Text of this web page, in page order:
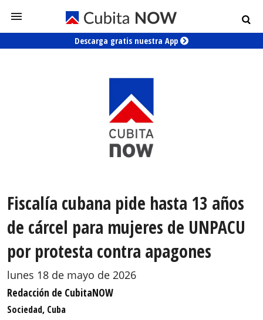
Descarga gratis nuestra App
Fiscalía cubana pide hasta 13 años
de cárcel para mujeres de UNPACU
por protesta contra apagones
lunes 18 de mayo de 2026
Redacción de CubitaNOW
Sociedad, Cuba